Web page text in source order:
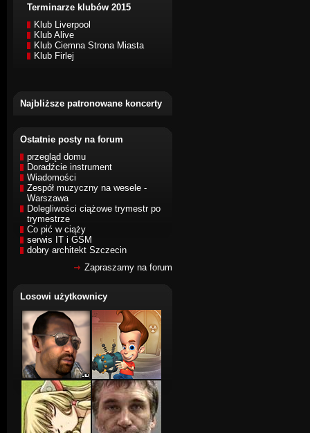
Terminarze klubów 2015
Klub Liverpool
Klub Alive
Klub Ciemna Strona Miasta
Klub Firlej
Najbliższe patronowane koncerty
Ostatnie posty na forum
przegląd domu
Doradźcie instrument
Wiadomości
Zespół muzyczny na wesele -
Warszawa
Dolegliwości ciążowe trymestr po
trymestrze
Co pić w ciąży
serwis IT i GSM
dobry architekt Szczecin
Zapraszamy na forum
Losowi użytkownicy